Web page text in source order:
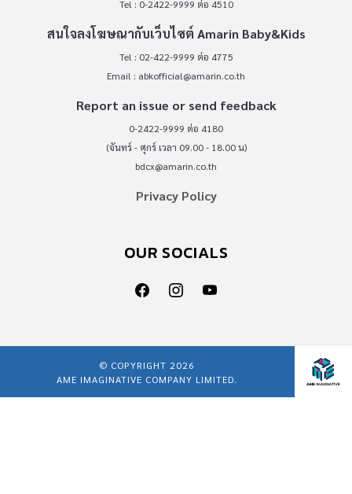
Tel : 0-2422-9999 ต่อ 4510
สนใจลงโฆษณากับเว็บไซต์ Amarin Baby&Kids
Tel : 02-422-9999 ต่อ 4775
Email : abkofficial@amarin.co.th
Report an issue or send feedback
0-2422-9999 ต่อ 4180
(จันทร์ - ศุกร์ เวลา 09.00 - 18.00 น)
bdcx@amarin.co.th
Privacy Policy
OUR SOCIALS
© COPYRIGHT 2026
AME IMAGINATIVE COMPANY LIMITED.